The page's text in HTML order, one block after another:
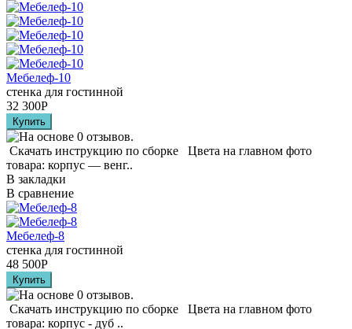
Мебелеф-10
стенка для гостинной
32 300Р
Скачать инструкцию по сборке Цвета на главном фото
товара: корпус — венг..
В закладки
В сравнение
Мебелеф-8
стенка для гостинной
48 500Р
Скачать инструкцию по сборке Цвета на главном фото
товара: корпус - дуб ..